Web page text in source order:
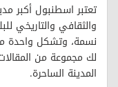
تعتبر اسطنبول أكبر
نسمة، وتشكل واحدة
لك مجموعة من
المدينة الساحرة.